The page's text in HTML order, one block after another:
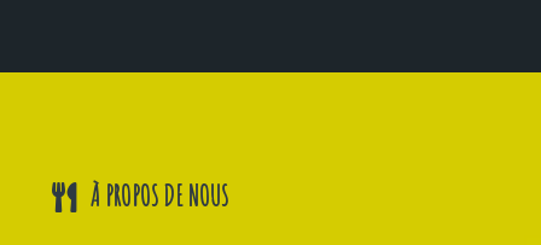
À PROPOS DE NOUS